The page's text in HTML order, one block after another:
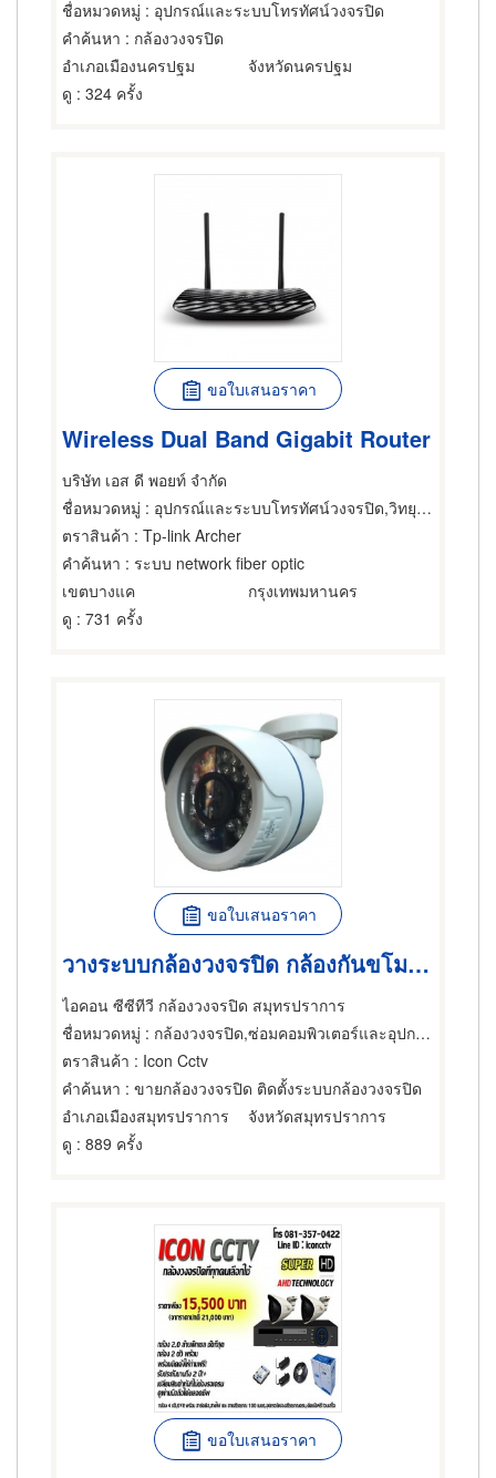
ชื่อหมวดหมู่ : อุปกรณ์และระบบโทรทัศน์วงจรปิด
คำค้นหา : กล้องวงจรปิด
อำเภอเมืองนครปฐม
จังหวัดนครปฐม
ดู : 324 ครั้ง
ขอใบเสนอราคา
Wireless Dual Band Gigabit Router
บริษัท เอส ดี พอยท์ จำกัด
ชื่อหมวดหมู่ : อุปกรณ์และระบบโทรทัศน์วงจรปิด,วิทยุสื่อสาร,บริการเรียกและส่งสัญญาณวิทยุ
ตราสินค้า : Tp-link Archer
คำค้นหา : ระบบ network fiber optic
เขตบางแค
กรุงเทพมหานคร
ดู : 731 ครั้ง
ขอใบเสนอราคา
วางระบบกล้องวงจรปิด กล้องกันขโมย ขายกล้องวงจรปิด กันขโมย
ไอคอน ซีซีทีวี กล้องวงจรปิด สมุทรปราการ
ชื่อหมวดหมู่ : กล้องวงจรปิด,ซ่อมคอมพิวเตอร์และอุปกรณ์ต่อพ่วง,ผู้จำหน่ายคอมพิวเตอร์และอุปกรณ์ต่อพ่วง
ตราสินค้า : Icon Cctv
คำค้นหา : ขายกล้องวงจรปิด ติดตั้งระบบกล้องวงจรปิด
อำเภอเมืองสมุทรปราการ
จังหวัดสมุทรปราการ
ดู : 889 ครั้ง
ขอใบเสนอราคา